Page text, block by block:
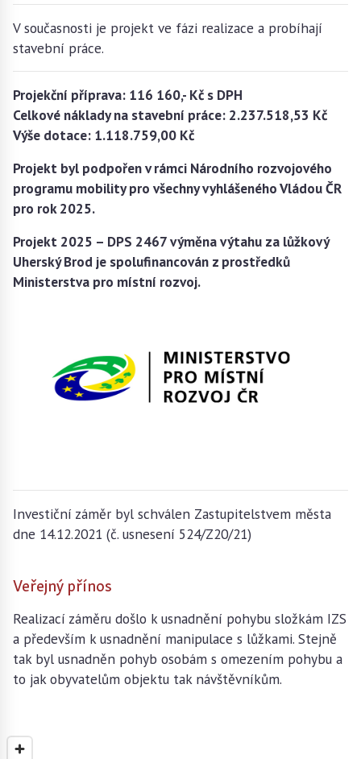
V současnosti je projekt ve fázi realizace a probíhají
stavební práce.
Projekční příprava: 116 160,- Kč s DPH
Celkové náklady na stavební práce: 2.237.518,53 Kč
Výše dotace: 1.118.759,00 Kč
Projekt byl podpořen v rámci Národního rozvojového
programu mobility pro všechny vyhlášeného Vládou ČR
pro rok 2025.
Projekt 2025 – DPS 2467 výměna výtahu za lůžkový
Uherský Brod je spolufinancován z prostředků
Ministerstva pro místní rozvoj.
Investiční záměr byl schválen Zastupitelstvem města
dne 14.12.2021 (č. usnesení 524/Z20/21)
Veřejný přínos
Realizací záměru došlo k usnadnění pohybu složkám IZS
a především k usnadnění manipulace s lůžkami. Stejně
tak byl usnadněn pohyb osobám s omezením pohybu a
to jak obyvatelům objektu tak návštěvníkům.